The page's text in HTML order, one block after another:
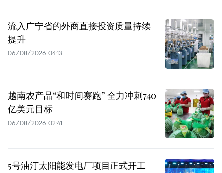
流入广宁省的外商直接投资质量持续
提升
06/08/2026 04:13
越南农产品“和时间赛跑” 全力冲刺740
亿美元目标
06/08/2026 02:41
5号油汀太阳能发电厂项目正式开工